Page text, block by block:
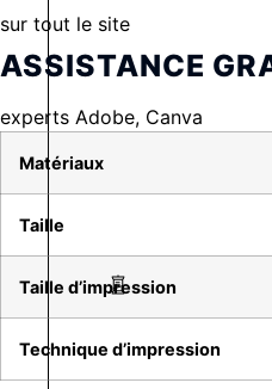
sur tout le site
ASSISTANCE
experts Adobe, Canva
Matériaux
Taille
Taille d’impression
Technique d’impression